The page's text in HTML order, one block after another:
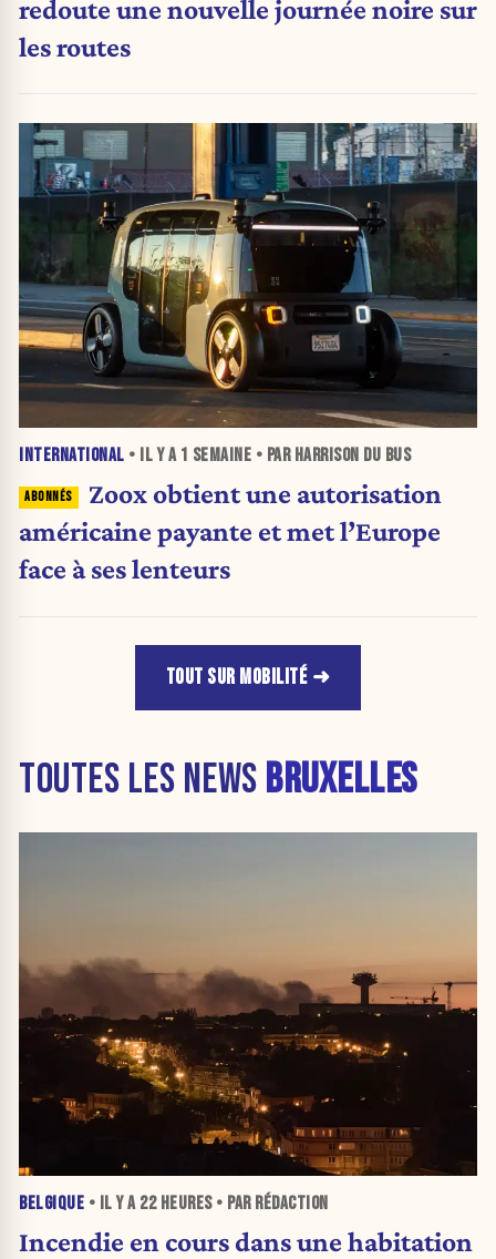
redoute une nouvelle journée noire sur
les routes
INTERNATIONAL • IL Y A 1 SEMAINE • PAR HARRISON DU BUS
Zoox obtient une autorisation
américaine payante et met l’Europe
face à ses lenteurs
TOUT SUR MOBILITÉ
TOUTES LES NEWS BRUXELLES
BELGIQUE • IL Y A 22 HEURES• PAR RÉDACTION
Incendie en cours dans une habitation